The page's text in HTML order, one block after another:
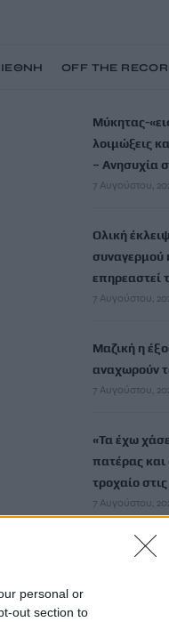
personal or
out section to
OFF THE
Μύκητας-
λοιμώξεις
– Ανησυχία
7 Αυγούστου,
Ολική
συναγερμού
επηρεαστεί
7 Αυγούστου,
Μαζική η
αναχωρούν
7 Αυγούστου,
«Τα έχω
πατέρας
τροχαίο
7 Αυγούστου,
Υποκλοπές:
– «Οχι» από